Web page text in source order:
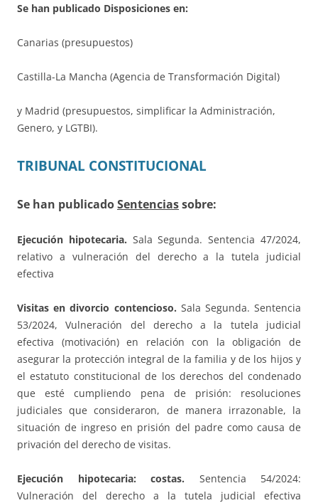
Se han publicado Disposiciones en:
Canarias (presupuestos)
Castilla-La Mancha (Agencia de Transformación Digital)
y Madrid (presupuestos, simplificar la Administración,
Genero, y LGTBI).
TRIBUNAL CONSTITUCIONAL
Se han publicadoSentenciassobre:
Ejecución hipotecaria. Sala Segunda. Sentencia 47/2024,
relativo a vulneración del derecho a la tutela judicial
efectiva
Visitas en divorcio contencioso. Sala Segunda. Sentencia
53/2024, Vulneración del derecho a la tutela judicial
efectiva (motivación) en relación con la obligación de
asegurar la protección integral de la familia y de los hijos y
el estatuto constitucional de los derechos del condenado
que esté cumpliendo pena de prisión: resoluciones
judiciales que consideraron, de manera irrazonable, la
situación de ingreso en prisión del padre como causa de
privación del derecho de visitas.
Ejecución hipotecaria: costas. Sentencia 54/2024:
Vulneración del derecho a la tutela judicial efectiva